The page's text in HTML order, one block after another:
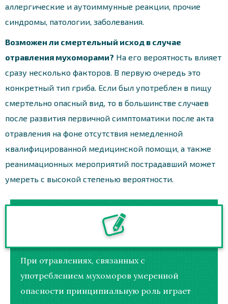
аллергические и аутоиммунные реакции, прочие
синдромы, патологии, заболевания.
Возможен ли смертельный исход в случае
отравления мухоморами? На его вероятность влияет
сразу несколько факторов. В первую очередь это
конкретный тип гриба. Если был употреблен в пищу
смертельно опасный вид, то в большинстве случаев
после развития первичной симптоматики после акта
отравления на фоне отсутствия немедленной
квалифицированной медицинской помощи, а также
реанимационных мероприятий пострадавший может
умереть с высокой степенью вероятности.
При отравлениях, связанных с
употреблением мухоморов умеренной
опасности принципиальную роль играет